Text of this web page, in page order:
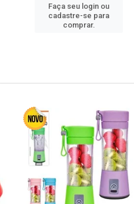
Faça seu login ou
cadastre-se para
comprar.